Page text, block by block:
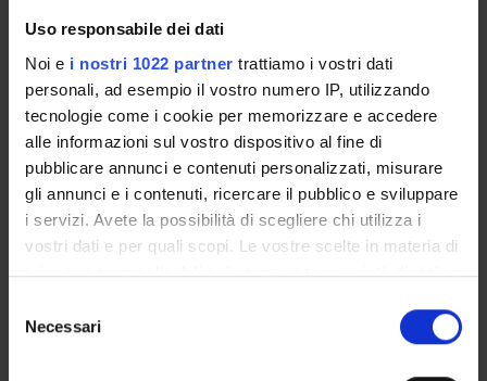
Uso responsabile dei dati
Noi e i nostri 1022 partner trattiamo i vostri dati
personali, ad esempio il vostro numero IP, utilizzando
tecnologie come i cookie per memorizzare e accedere
alle informazioni sul vostro dispositivo al fine di
pubblicare annunci e contenuti personalizzati, misurare
gli annunci e i contenuti, ricercare il pubblico e sviluppare
i servizi. Avete la possibilità di scegliere chi utilizza i
vostri dati e per quali scopi. Le vostre scelte in materia di
privacy sono applicabili solo su questa proprietà digitale
modificare o revocare il proprio consenso in qualsiasi
momento dalla Dichiarazione sui cookie o facendo clic
delNecessari
ORGANISATION
GOVERNANCE
COMMITTEES
DEPARTMENT ADMINISTRATION OFFICES
STUDENT ADMINISTRATION OFFICES
LIBRARIES